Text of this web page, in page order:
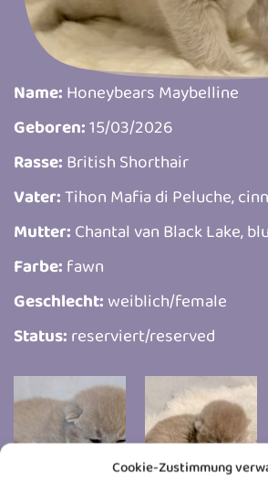
Cookie-Zustimmung
Name: Honeybears Maybelline
Geboren:15/03/2026
Rasse: British Shorthair
Vater:Tihon Mafia di Peluche,
Mutter: Chantal van Black Lake,
Farbe: fawn
Geschlecht: weiblich/female
Status: reserviert/reserved